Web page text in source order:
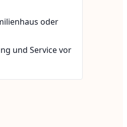
oder
und Service vor